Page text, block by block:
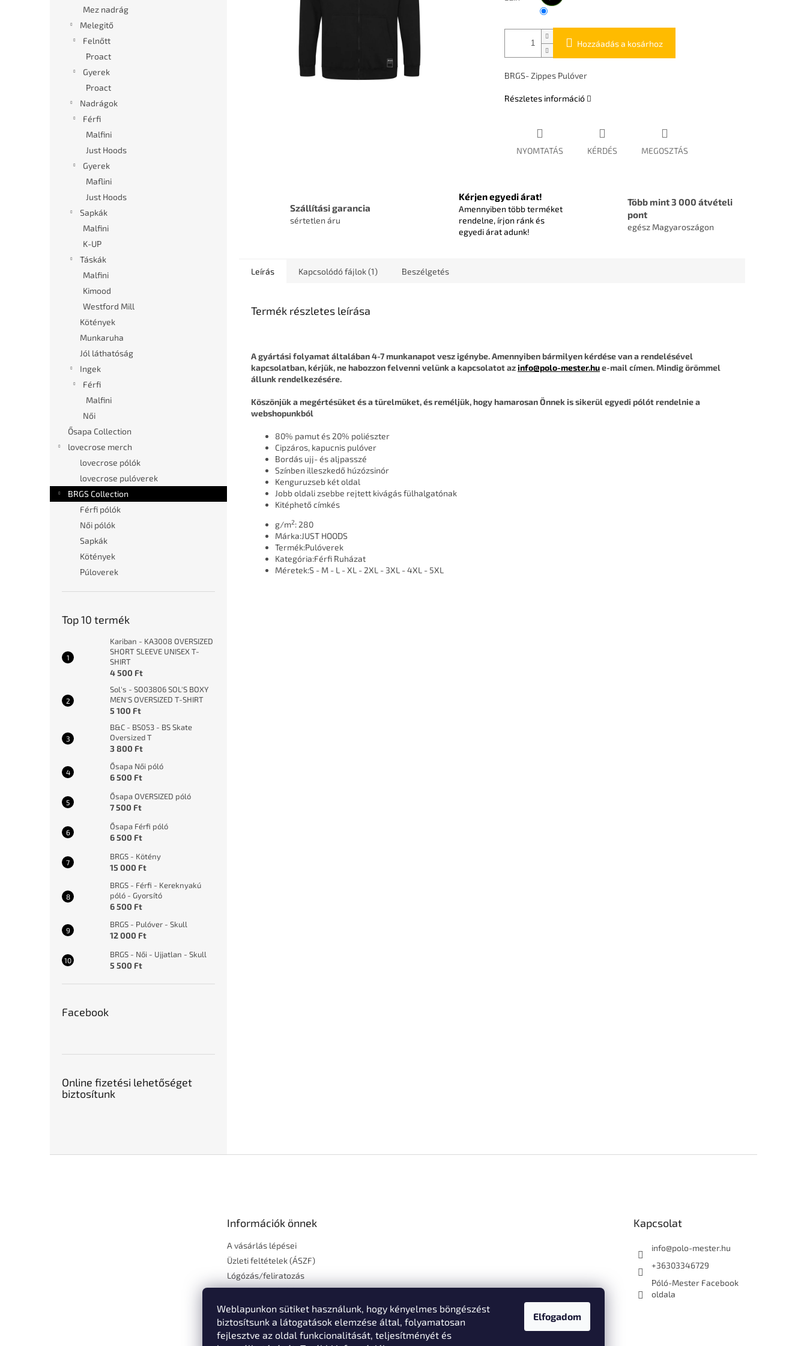
Weblapunkon sütiket használunk, hogy kényelmes böngészést
biztosítsunk a látogatások elemzése által, folyamatosan
fejlesztve az oldal funkcionalitását, teljesítményét és
Elfogadom
Mez nadrág
Melegitő
Felnőtt
Proact
Gyerek
Proact
Nadrágok
Férfi
Malfini
Just Hoods
Gyerek
Maflini
Just Hoods
Sapkák
Malfini
K-UP
Táskák
Malfini
Kimood
Westford Mill
Kötények
Munkaruha
Jól láthatóság
Ingek
Férfi
Malfini
Női
Ősapa Collection
lovecrose merch
lovecrose pólók
lovecrose pulóverek
BRGS Collection
Férfi pólók
Női pólók
Sapkák
Kötények
Púloverek
Top 10 termék
Kariban - KA3008 OVERSIZED
SHORT SLEEVE UNISEX T-
SHIRT
4 500 Ft
Sol's - SO03806 SOL'S BOXY
MEN'S OVERSIZED T-SHIRT
5 100 Ft
B&C - BS053 - BS Skate
Oversized T
3 800 Ft
Ősapa Női póló
6 500 Ft
Ősapa OVERSIZED póló
7 500 Ft
Ősapa Férfi póló
6 500 Ft
BRGS - Kötény
15 000 Ft
BRGS - Férfi - Kereknyakú
póló - Gyorsító
6 500 Ft
BRGS - Pulóver - Skull
12 000 Ft
BRGS - Női - Ujjatlan - Skull
5 500 Ft
Facebook
Online fizetési lehetőséget
biztosítunk
Hozzáadás a kosárhoz
BRGS- Zippes Pulóver
Részletes információ
NYOMTATÁS KÉRDÉS MEGOSZTÁS
Szállítási garancia
sértetlen áru
Kérjen egyedi árat!
Amennyiben több terméket
rendelne, írjon ránk és
egyedi árat adunk!
Több mint 3 000 átvételi
pont
egész Magyaroszágon
Leírás Kapcsolódó fájlok (1) Beszélgetés
Termék részletes leírása
A gyártási folyamat általában 4-7 munkanapot vesz igénybe. Amennyiben bármilyen kérdése van a rendelésével
kapcsolatban, kérjük, ne habozzon felvenni velünk a kapcsolatot azinfo@polo-mester.hue-mail címen. Mindig örömmel
állunk rendelkezésére.
Köszönjük a megértésüket és a türelmüket, és reméljük, hogy hamarosan Önnek is sikerül egyedi pólót rendelnie a
webshopunkból
80% pamut és 20% poliészter
Cipzáros, kapucnis pulóver
Bordás ujj- és aljpasszé
Színben illeszkedő húzózsinór
Kenguruzseb két oldal
Jobb oldali zsebbe rejtett kivágás fülhalgatónak
Kitéphető címkés
g/m2: 280
Márka:JUST HOODS
Termék:Pulóverek
Kategória:Férfi Ruházat
Méretek:S - M - L - XL - 2XL - 3XL - 4XL - 5XL
Információk önnek
A vásárlás lépései
Üzleti feltételek (ÁSZF)
Lógózás/feliratozás
Fizetés és szállítás
Elérhetőségek
Vásárlási Feltételek
Adatvédelmi nyilatkozat
Kapcsolat
info@polo-mester.hu
+36303346729
Póló-Mester Facebook
oldala